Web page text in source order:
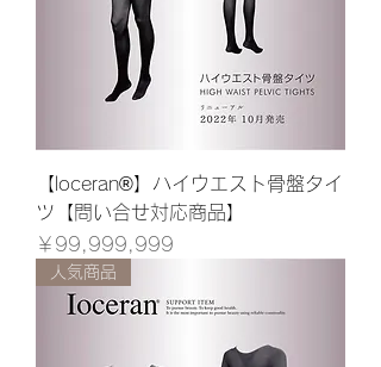
【loceran®】ハイウエスト骨盤タイ
ツ【問い合せ対応商品】
価格
￥99,999,999
人気商品